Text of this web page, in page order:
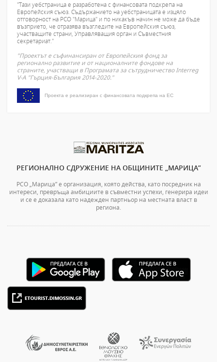
"Тази уебстраница е разработена с финансовата подкрепа на
Европейския съюз. Съдържанието на уебстраницата е изцяло
отговорност на РСО "Марица" и по никакъв начин не може да бъде
възприето, че отразява възгледите на Европейския съюз,
участващите страни, Управляващия орган и Съвместния
секретариат."
"Проектът е съфинансиран от Европейския фонд за
регионално развитие и от националните фондове на
страните, участващи в Програмата за сътрудничество Interreg
V-A "Гърция-България 2014-2020."
Проекта е реализиран с финансовата подкрепа на ЕС
РЕГИОНАЛНО СДРУЖЕНИЕ НА ОБЩИНИТЕ „МАРИЦА”
РСО „Марица” е организация, която действа, като посредник на
интереси, превръща амбициите в съвместни успехи, генерира идеи
и се е доказала като надежден партньор на местната власт в
региона.